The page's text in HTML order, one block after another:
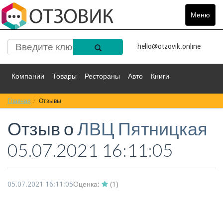
Меню
Toggle
hello@otzovik.online
Компании Товары Рестораны Авто Книги
Спорт Фильмы
Красота Здоровье Остальное
Главная Отзывы
Отзыв оЛВЦ Пятницкая
05.07.2021 16:11:05
05.07.2021 16:11:05Оценка: (1 )